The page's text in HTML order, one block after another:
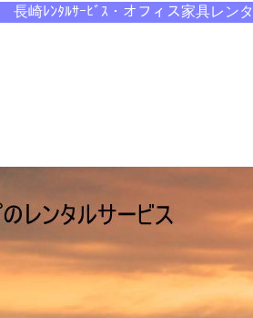
長崎ﾚﾝﾀﾙｻｰﾋﾞｽ・オ フィス家具レン